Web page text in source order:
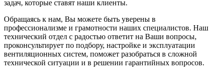
задач, которые ставят наши клиенты.
Обращаясь к нам, Вы можете быть уверены в
профессионализме и грамотности наших специалистов. Наш
технический отдел с радостью ответит на Ваши вопросы,
проконсультирует по подбору, настройке и эксплуатации
вентиляционных систем, поможет разобраться в сложной
технической ситуации и в решении гарантийных вопросов.